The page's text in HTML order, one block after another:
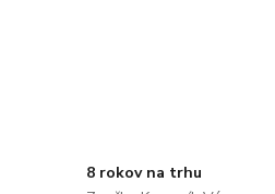
8 rokov na trhu